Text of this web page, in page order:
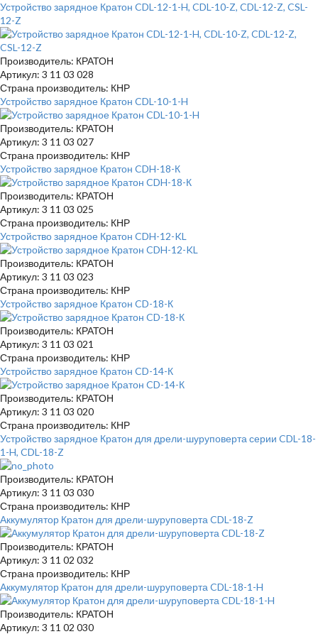
Устройство зарядное Кратон CDL-12-1-H, CDL-10-Z, CDL-12-Z, CSL-
12-Z
Производитель: КРАТОН
Артикул: 3 11 03 028
Страна производитель: КНР
Устройство зарядное Кратон CDL-10-1-H
Производитель: КРАТОН
Артикул: 3 11 03 027
Страна производитель: КНР
Устройство зарядное Кратон CDH-18-К
Производитель: КРАТОН
Артикул: 3 11 03 025
Страна производитель: КНР
Устройство зарядное Кратон CDH-12-KL
Производитель: КРАТОН
Артикул: 3 11 03 023
Страна производитель: КНР
Устройство зарядное Кратон CD-18-К
Производитель: КРАТОН
Артикул: 3 11 03 021
Страна производитель: КНР
Устройство зарядное Кратон CD-14-К
Производитель: КРАТОН
Артикул: 3 11 03 020
Страна производитель: КНР
Устройство зарядное Кратон для дрели-шуруповерта серии CDL-18-
1-H, CDL-18-Z
Производитель: КРАТОН
Артикул: 3 11 03 030
Страна производитель: КНР
Аккумулятор Кратон для дрели-шуруповерта CDL-18-Z
Производитель: КРАТОН
Артикул: 3 11 02 032
Страна производитель: КНР
Аккумулятор Кратон для дрели-шуруповерта CDL-18-1-H
Производитель: КРАТОН
Артикул: 3 11 02 030